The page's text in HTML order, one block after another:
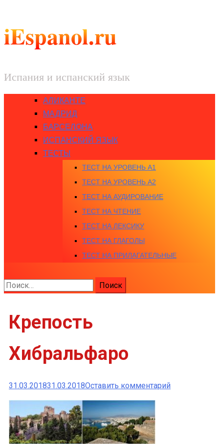
iEspanol.ru
Испания и испанский язык
АЛИКАНТЕ
МАДРИД
БАРСЕЛОНА
ИСПАНСКИЙ ЯЗЫК
ТЕСТЫ
ТЕСТ НА УРОВЕНЬ A1
ТЕСТ НА УРОВЕНЬ A2
ТЕСТ НА АУДИРОВАНИЕ
ТЕСТ НА ЧТЕНИЕ
ТЕСТ НА ЛЕКСИКУ
ТЕСТ НА ГЛАГОЛЫ
ТЕСТ НА ПРИЛАГАТЕЛЬНЫЕ
Найти:
Крепость
Хибральфаро
31.03.201831.03.2018Оставить комментарийк